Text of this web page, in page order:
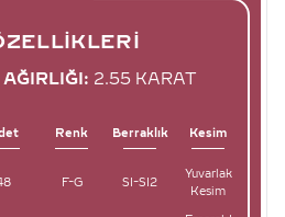
2.55 KARAT
Renk Berraklık Kesim
F-G SI-SI2
Yuvarlak
Kesim